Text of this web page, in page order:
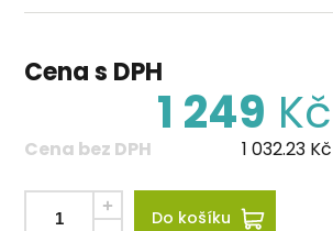
Cena s DPH
1 249 Kč
Cena bez DPH 1 032.23 Kč
Do košíku